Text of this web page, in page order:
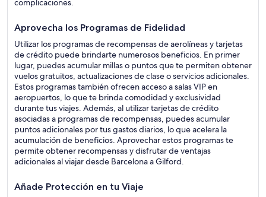
complicaciones.
Aprovecha los Programas de Fidelidad
Utilizar los programas de recompensas de aerolíneas y tarjetas
de crédito puede brindarte numerosos beneficios. En primer
lugar, puedes acumular millas o puntos que te permiten obtener
vuelos gratuitos, actualizaciones de clase o servicios adicionales.
Estos programas también ofrecen acceso a salas VIP en
aeropuertos, lo que te brinda comodidad y exclusividad
durante tus viajes. Además, al utilizar tarjetas de crédito
asociadas a programas de recompensas, puedes acumular
puntos adicionales por tus gastos diarios, lo que acelera la
acumulación de beneficios. Aprovechar estos programas te
permite obtener recompensas y disfrutar de ventajas
adicionales al viajar desde Barcelona a Gilford.
Añade Protección en tu Viaje